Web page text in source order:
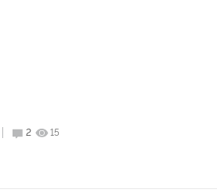
2 15